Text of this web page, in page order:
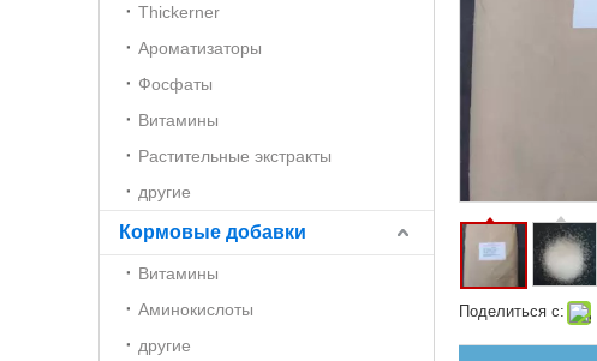
Thickerner
Ароматизаторы
Фосфаты
Витамины
Растительные экстракты
другие
Кормовые добавки
Витамины
Аминокислоты
другие
Поделиться с: